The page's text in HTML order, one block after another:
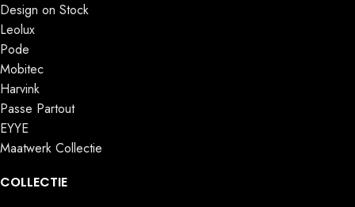
Design on Stock
Leolux
Pode
Mobitec
Harvink
Passe Partout
EYYE
Maatwerk Collectie
COLLECTIE